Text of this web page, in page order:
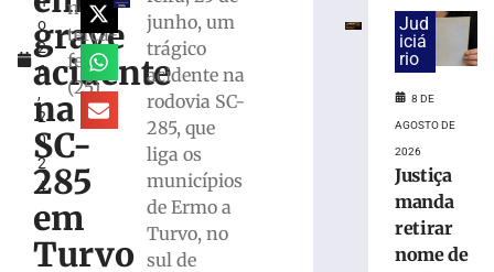
o
2
6
,
2
0
2
4
grave
acidente
na
SC-
285
em
Turvo
nesta
terça-
feira
(25)
junho, um
trágico
acidente na
rodovia SC-
285, que
liga os
municípios
de Ermo a
Turvo, no
sul de
exige
transferências
bancárias
apresentar
problemas
Jud
iciá
rio
8 DE
AGOSTO DE
2026
Justiça
manda
retirar
nome de